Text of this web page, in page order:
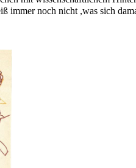
immer noch nicht ,was sich